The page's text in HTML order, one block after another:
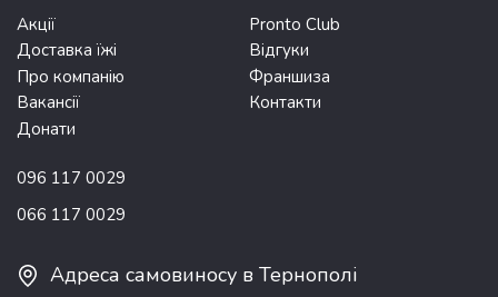
Акції
Pronto Club
Доставка їжі
Відгуки
Про компанію
Франшиза
Вакансії
Контакти
Донати
096 117 0029
066 117 0029
Адреса самовиносу в Тернополі